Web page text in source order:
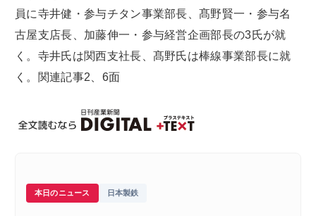
員に寺井健・参与チタン事業部長、髙野賢一・参与名
古屋支店長、加藤伸一・参与経営企画部長の3氏が就
く。寺井氏は関西支社長、髙野氏は棒線事業部長に就
く。関連記事2、6面
本日のニュース 日本製鉄